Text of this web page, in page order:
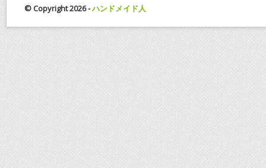
© Copyright 2026 -ハンドメイド人